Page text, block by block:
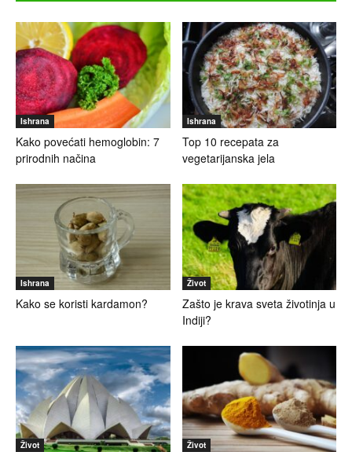
Ishrana
Kako povećati hemoglobin: 7
prirodnih načina
Ishrana
Top 10 recepata za
vegetarijanska jela
Ishrana
Kako se koristi kardamon?
Život
Zašto je krava sveta životinja u
Indiji?
Život Život